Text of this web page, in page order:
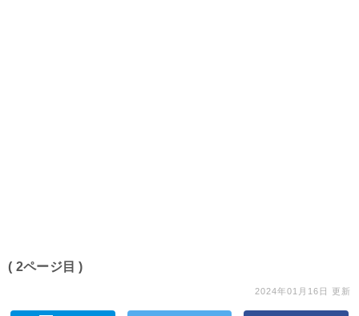
( 2ページ目 )
2024年01月16日 更新